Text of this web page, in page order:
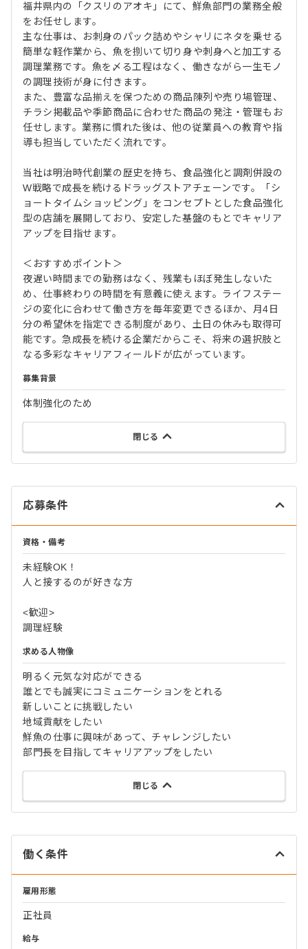
福井県内の「クスリのアオキ」にて、鮮魚部門の業務全般
をお任せします。
主な仕事は、お刺身のパック詰めやシャリにネタを乗せる
簡単な軽作業から、魚を捌いて切り身や刺身へと加工する
調理業務です。魚を〆る工程はなく、働きながら一生モノ
の調理技術が身に付きます。
また、豊富な品揃えを保つための商品陳列や売り場管理、
チラシ掲載品や季節商品に合わせた商品の発注・管理もお
任せします。業務に慣れた後は、他の従業員への教育や指
導も担当していただく流れです。
当社は明治時代創業の歴史を持ち、食品強化と調剤併設の
W戦略で成長を続けるドラッグストアチェーンです。「シ
ョートタイムショッピング」をコンセプトとした食品強化
型の店舗を展開しており、安定した基盤のもとでキャリア
アップを目指せます。
＜おすすめポイント＞
夜遅い時間までの勤務はなく、残業もほぼ発生しないた
め、仕事終わりの時間を有意義に使えます。ライフステー
ジの変化に合わせて働き方を毎年変更できるほか、月4日
分の希望休を指定できる制度があり、土日の休みも取得可
能です。急成長を続ける企業だからこそ、将来の選択肢と
なる多彩なキャリアフィールドが広がっています。
募集背景
体制強化のため
閉じる
応募条件
資格・備考
未経験OK！
人と接するのが好きな方
<歓迎>
調理経験
求める人物像
明るく元気な対応ができる
誰とでも誠実にコミュニケーションをとれる
新しいことに挑戦したい
地域貢献をしたい
鮮魚の仕事に興味があって、チャレンジしたい
部門長を目指してキャリアアップをしたい
閉じる
働く条件
雇用形態
正社員
給与